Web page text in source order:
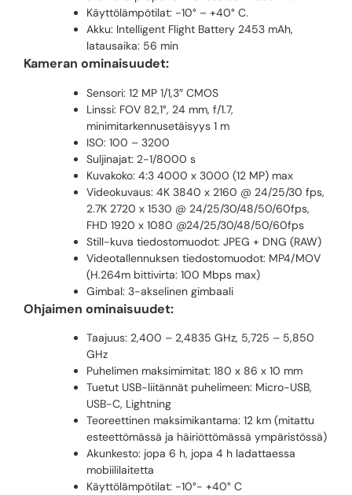
Käyttölämpötilat: -10° – +40° C.
Akku: Intelligent Flight Battery 2453 mAh,
latausaika: 56 min
Kameran ominaisuudet:
Sensori: 12 MP 1/1,3″ CMOS
Linssi: FOV 82,1°, 24 mm, f/1.7,
minimitarkennusetäisyys 1 m
ISO: 100 – 3200
Suljinajat: 2-1/8000 s
Kuvakoko: 4:3 4000 x 3000 (12 MP) max
Videokuvaus: 4K 3840 x 2160 @ 24/25/30 fps,
2.7K 2720 x 1530 @ 24/25/30/48/50/60fps,
FHD 1920 x 1080 @24/25/30/48/50/60fps
Still-kuva tiedostomuodot: JPEG + DNG (RAW)
Videotallennuksen tiedostomuodot: MP4/MOV
(H.264m bittivirta: 100 Mbps max)
Gimbal: 3-akselinen gimbaali
Ohjaimen ominaisuudet:
Taajuus: 2,400 – 2,4835 GHz, 5,725 – 5,850
GHz
Puhelimen maksimimitat: 180 x 86 x 10 mm
Tuetut USB-liitännät puhelimeen: Micro-USB,
USB-C, Lightning
Teoreettinen maksimikantama: 12 km (mitattu
esteettömässä ja häiriöttömässä ympäristössä)
Akunkesto: jopa 6 h, jopa 4 h ladattaessa
mobiililaitetta
Käyttölämpötilat: -10°- +40° C